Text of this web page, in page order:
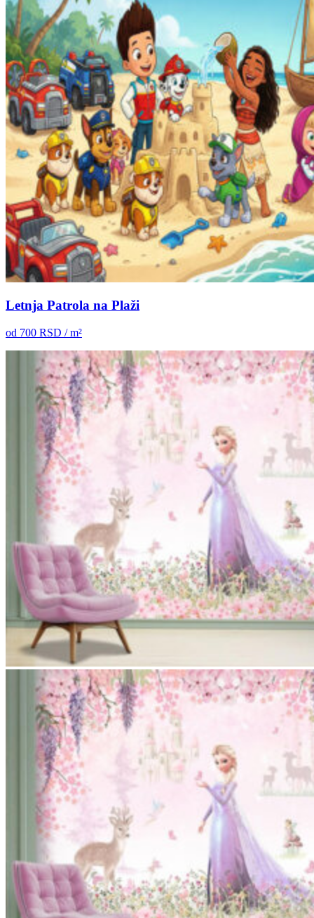
Letnja Patrola na Plaži
od 700 RSD / m²